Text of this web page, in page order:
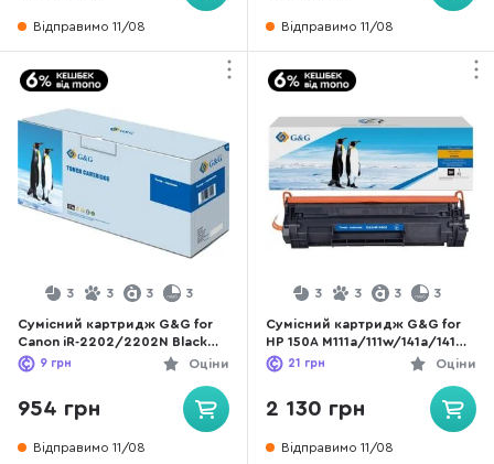
Відправимо 11/08 Відправимо 11/08
3 3 3 3
Сумісний картридж G&G for
Canon iR-2202/2202N Black
(G&G-EXV42)
Оціни
9 грн
954 грн
Відправимо 11/08
3 3 3 3
Сумісний картридж G&G for
HP 150A M111a/111w/141a/141w
Black (G&G-W1500A)
Оціни
21 грн
2 130 грн
Відправимо 11/08